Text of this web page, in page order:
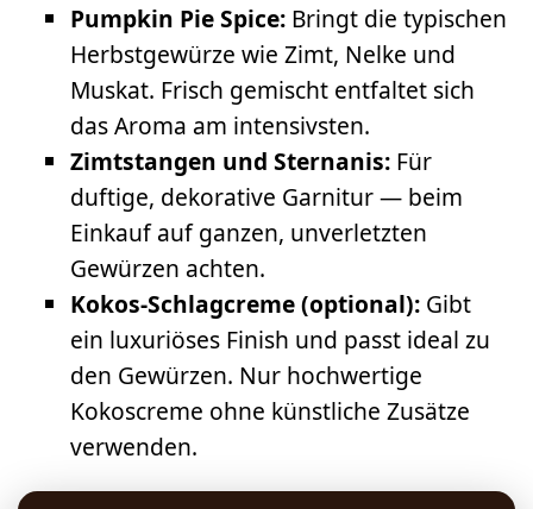
Pumpkin Pie Spice: Bringt die typischen
Herbstgewürze wie Zimt, Nelke und
Muskat. Frisch gemischt entfaltet sich
das Aroma am intensivsten.
Zimtstangen und Sternanis: Für
duftige, dekorative Garnitur — beim
Einkauf auf ganzen, unverletzten
Gewürzen achten.
Kokos-Schlagcreme (optional): Gibt
ein luxuriöses Finish und passt ideal zu
den Gewürzen. Nur hochwertige
Kokoscreme ohne künstliche Zusätze
verwenden.